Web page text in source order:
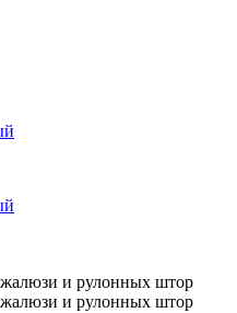
и рулонных штор
и рулонных штор